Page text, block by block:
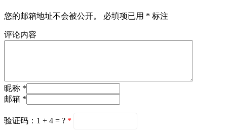
您的邮箱地址不会被公开。 必填项已用 * 标注
评论内容
昵称 *
邮箱 *
验证码：1 + 4 = ? *